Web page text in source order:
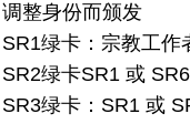
调整身份而颁发
SR1绿卡： 宗教工作
SR2绿卡SR1 或
SR3绿卡： SR1 或